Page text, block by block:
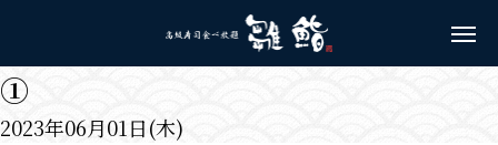
①
2023年06月01日(木)